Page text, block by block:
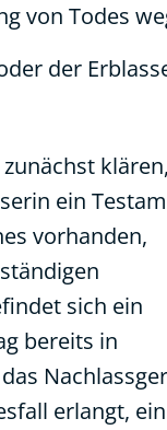
von Todes
der
ein
vorhanden,
sich ein
bereits in
erlangt,